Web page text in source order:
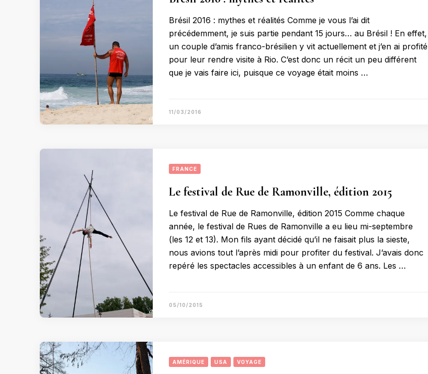
Brésil 2016 : mythes et réalités Comme je vous l’ai dit
précédemment, je suis partie pendant 15 jours… au Brésil ! En effet,
un couple d’amis franco-brésilien y vit actuellement et j’en ai profité
pour leur rendre visite à Rio. C’est donc un récit un peu différent
que je vais faire ici, puisque ce voyage était moins …
11/03/2016
FRANCE
Le festival de Rue de Ramonville, édition 2015
Le festival de Rue de Ramonville, édition 2015 Comme chaque
année, le festival de Rues de Ramonville a eu lieu mi-septembre
(les 12 et 13). Mon fils ayant décidé qu’il ne faisait plus la sieste,
nous avions tout l’après midi pour profiter du festival. J’avais donc
repéré les spectacles accessibles à un enfant de 6 ans. Les …
05/10/2015
AMÉRIQUE USA VOYAGE